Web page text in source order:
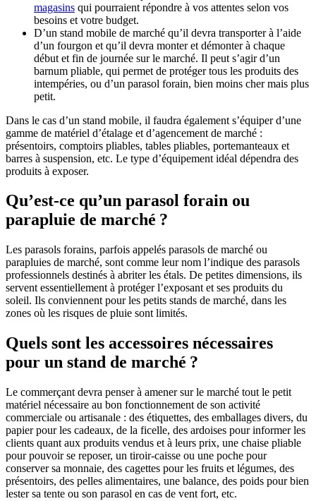
magasins qui pourraient répondre à vos attentes selon vos
besoins et votre budget.
D’un stand mobile de marché qu’il devra transporter à l’aide
d’un fourgon et qu’il devra monter et démonter à chaque
début et fin de journée sur le marché. Il peut s’agir d’un
barnum pliable, qui permet de protéger tous les produits des
intempéries, ou d’un parasol forain, bien moins cher mais plus
petit.
Dans le cas d’un stand mobile, il faudra également s’équiper d’une
gamme de matériel d’étalage et d’agencement de marché :
présentoirs, comptoirs pliables, tables pliables, portemanteaux et
barres à suspension, etc. Le type d’équipement idéal dépendra des
produits à exposer.
Qu’est-ce qu’un parasol forain ou
parapluie de marché ?
Les parasols forains, parfois appelés parasols de marché ou
parapluies de marché, sont comme leur nom l’indique des parasols
professionnels destinés à abriter les étals. De petites dimensions, ils
servent essentiellement à protéger l’exposant et ses produits du
soleil. Ils conviennent pour les petits stands de marché, dans les
zones où les risques de pluie sont limités.
Quels sont les accessoires nécessaires
pour un stand de marché ?
Le commerçant devra penser à amener sur le marché tout le petit
matériel nécessaire au bon fonctionnement de son activité
commerciale ou artisanale : des étiquettes, des emballages divers, du
papier pour les cadeaux, de la ficelle, des ardoises pour informer les
clients quant aux produits vendus et à leurs prix, une chaise pliable
pour pouvoir se reposer, un tiroir-caisse ou une poche pour
conserver sa monnaie, des cagettes pour les fruits et légumes, des
présentoirs, des pelles alimentaires, une balance, des poids pour bien
lester sa tente ou son parasol en cas de vent fort, etc.